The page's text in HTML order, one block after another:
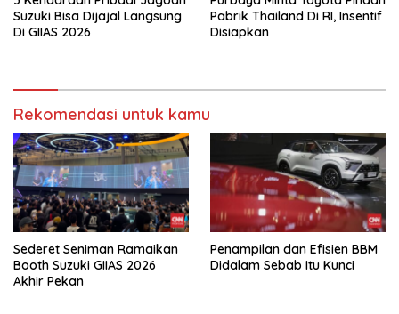
Suzuki Bisa Dijajal Langsung
Di GIIAS 2026
Pabrik Thailand Di RI, Insentif
Disiapkan
Rekomendasi untuk kamu
Sederet Seniman Ramaikan
Booth Suzuki GIIAS 2026
Akhir Pekan
Penampilan dan Efisien BBM
Didalam Sebab Itu Kunci